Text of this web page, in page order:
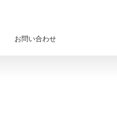
お問い合わせ